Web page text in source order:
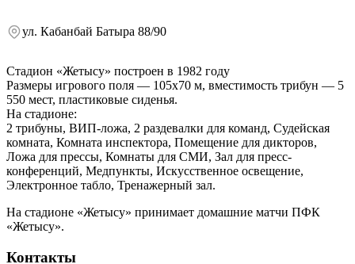
ул. Кабанбай Батыра 88/90
Стадион «Жетысу» построен в 1982 году
Размеры игрового поля — 105х70 м, вместимость трибун — 5
550 мест, пластиковые сиденья.
На стадионе:
2 трибуны, ВИП-ложа, 2 раздевалки для команд, Судейская
комната, Комната инспектора, Помещение для дикторов,
Ложа для прессы, Комнаты для СМИ, Зал для пресс-
конференций, Медпункты, Искусственное освещение,
Электронное табло, Тренажерный зал.
На стадионе «Жетысу» принимает домашние матчи ПФК
«Жетысу».
Контакты